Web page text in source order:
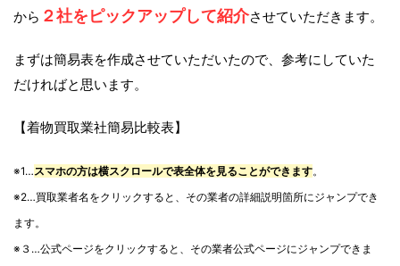
から ２社をピックアップして紹介させていただきます。
まずは簡易表を作成させていただいたので、参考にしていた
だければと思います。
【着物買取業社簡易比較表】
※1… スマホの方は横スクロールで表全体を見ることができます。
※2…買取業者名をクリックすると、その業者の詳細説明箇所にジャンプでき
ます。
※３…公式ページをクリックすると、その業者公式ページにジャンプできま